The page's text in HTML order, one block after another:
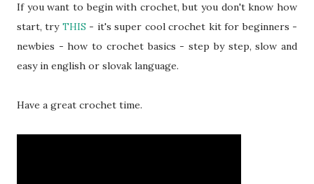
If you want to begin with crochet, but you don't know how
start, try THIS- it's super cool crochet kit for beginners -
newbies - how to crochet basics - step by step, slow and
easy in english or slovak language.
Have a great crochet time.